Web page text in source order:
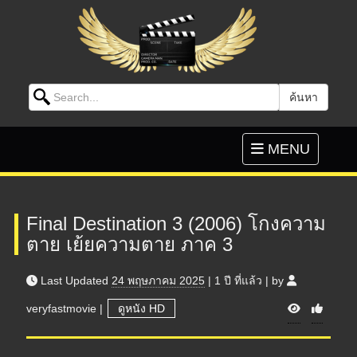
Search for: ค้นหา
Toggle
navigation
MENU
Final Destination 3 (2006) โกงความ
ตาย เย้ยความตาย ภาค 3
Last Updated 24 พฤษภาคม 2025 | 1 ปี ที่แล้ว | by
veryfastmovie | ดูหนัง HD V
i